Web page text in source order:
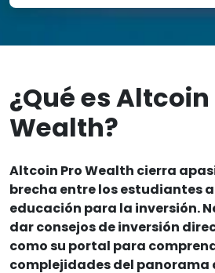
¿Qué es Altcoin
Wealth?
Altcoin Pro Wealth cierra
brecha entre los estudiantes
educación para la inversión.
dar consejos de inversión
como su portal para
complejidades del panorama